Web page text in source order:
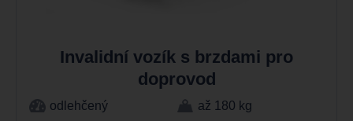
Invalidní vozík s brzdami pro
doprovod
odlehčený
až 180 kg